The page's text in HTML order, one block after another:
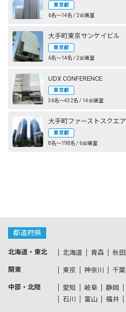
東京都
6名〜14名 / 2会議室
大手町東京サンケイビル
東京都
6名〜14名 / 2会議室
UDX CONFERENCE
東京都
36名〜432名 / 14会議室
東京都
8名〜198名 / 6会議室
都道府県
北海道・東北 北海道 青森 秋田
関東 東京 神奈川 千葉
中部・北陸 愛知 岐阜 静岡
石川
富山 福井